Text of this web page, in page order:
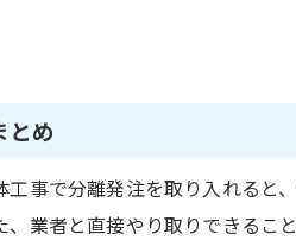
とめ
工事で分離発注を取り入れると
、業者と直接やり取りできるこ